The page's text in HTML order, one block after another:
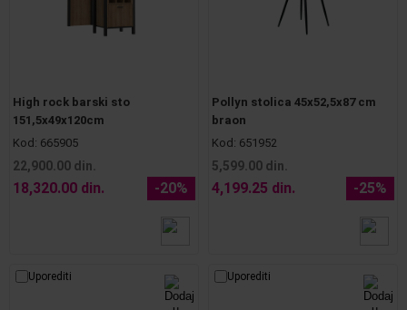
High rock barski sto
151,5x49x120cm
Kod: 665905
22,900.00 din.
18,320.00 din. -20%
Pollyn stolica 45x52,5x87 cm
braon
Kod: 651952
5,599.00 din.
4,199.25 din. -25%
Uporediti Uporediti